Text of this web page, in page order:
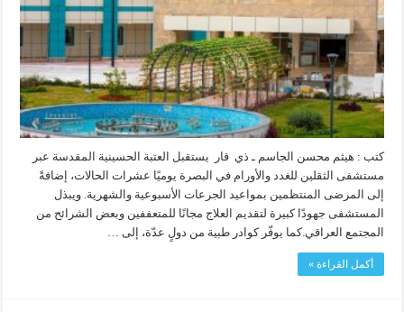
كتب : هيثم محسن الجاسم ـ ذي قار يستقبل العتبة الحسينية المقدسة عبر
مستشفى الثقلين للغدد والأورام في البصرة يوميًا عشرات الحالات، إضافةً
إلى المرضى المنتظمين بمواعيد الجرعات الأسبوعية والشهرية. ويبذل
المستشفى جهودًا كبيرة لتقديم العلاج مجانًا للمتعففين وبعض الشرائح من
المجتمع العراقي.كما يوفّر كوادر طبية من دولٍ عدّة، إلى …
أكمل القراءة »